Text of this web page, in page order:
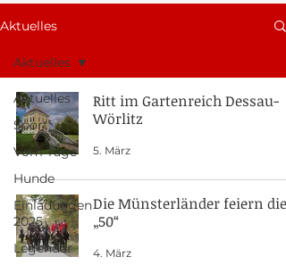
Aktuelles
Aktuelles
Sport
Vom Tage
Hunde
Einladungen
2025
Legendär
Aktuelles
Ritt im Gartenreich Dessau-
Wörlitz
5. März
Die Münsterländer feiern die
„50“
4. März